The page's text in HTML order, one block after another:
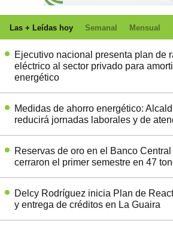
Las + Leídas hoy Semanal Mensual
Ejecutivo nacional presenta plan de
eléctrico al sector privado para
energético
Medidas de ahorro energético:
reducirá jornadas laborales y de
Reservas de oro en el Banco
cerraron el primer semestre en 47
Delcy Rodríguez inicia Plan de
y entrega de créditos en La Guaira